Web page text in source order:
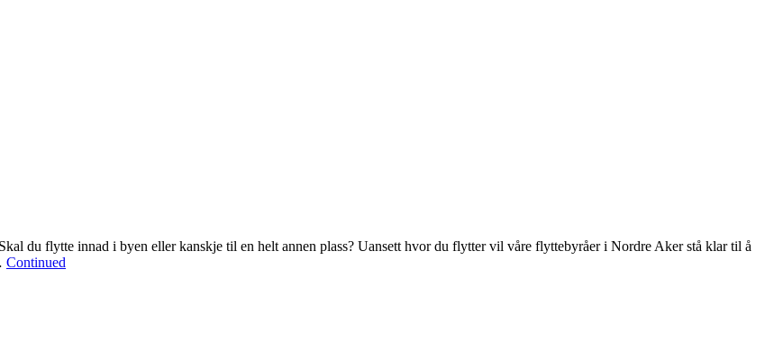
du flytte innad i byen eller kanskje til en helt annen plass? Uansett hvor du flytter vil våre flyttebyråer i Nordre Aker stå klar til å
Continued